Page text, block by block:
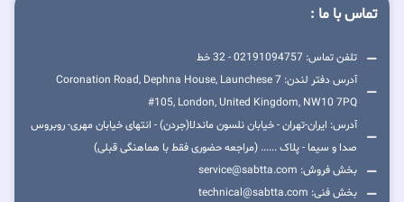
تماس با ما :
تلفن تماس: 02191094757 - 32 خط
آدرس دفتر لندن: 7 Coronation Road, Dephna House, Launchese
#105, London, United Kingdom, NW10 7PQ
آدرس: ایران-تهران - خیابان نلسون ماندلا(جردن) - انتهای خیابان مهری- روبروس
صدا و سیما - پلاک ...... (مراجعه حضوری فقط با هماهنگی قبلی)
بخش فروش: service@sabtta.com
بخش فنی: technical@sabtta.com